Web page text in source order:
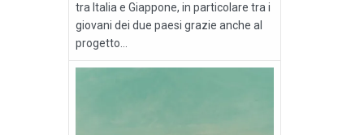
tra Italia e Giappone, in particolare tra i
giovani dei due paesi grazie anche al
progetto...